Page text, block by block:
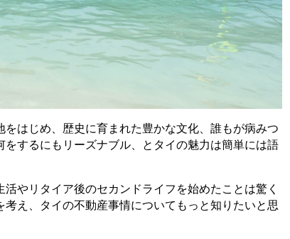
はじめ、歴史に育まれた豊かな文化、誰もが病みつ
するにもリーズナブル、とタイの魅力は簡単には語
やリタイア後のセカンドライフを始めたことは驚く
考え、タイの不動産事情についてもっと知りたいと思